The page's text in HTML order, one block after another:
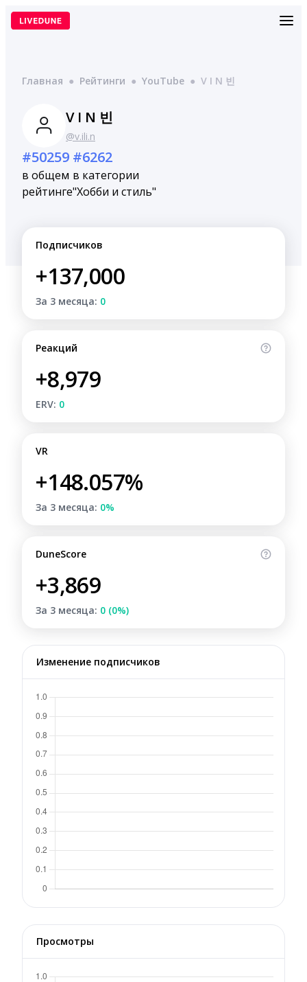
Перейти
Главная ● Рейтинги ● YouTube ● V I N 빈
V I N 빈
@v.ili.n
#50259
в общем
рейтинге
#6262
в категории
"Хобби и стиль"
Подписчиков
+137,000
За 3 месяца: 0
Реакций
+8,979
ERV: 0
VR
+148.057%
За 3 месяца: 0%
DuneScore
+3,869
За 3 месяца: 0 (0%)
Изменение подписчиков
Просмотры